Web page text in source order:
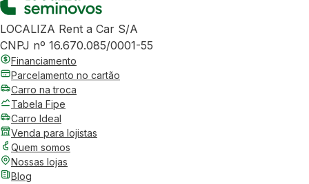
LOCALIZA Rent a Car S/A
CNPJ nº 16.670.085/0001-55
Financiamento
Parcelamento no cartão
Carro na troca
Tabela Fipe
Carro Ideal
Venda para lojistas
Quem somos
Nossas lojas
Blog